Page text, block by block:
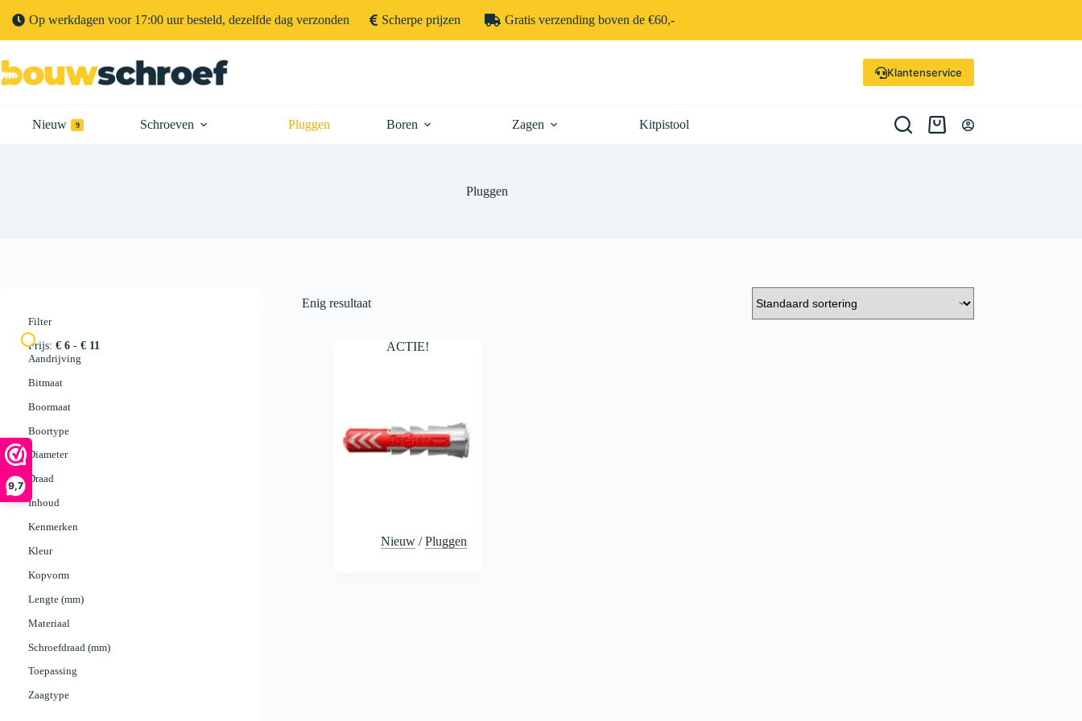
9,7
Op werkdagen voor 17:00 uur besteld, dezelfde dag verzonden Scherpe prijzen Gratis verzending boven de €60,-
Klantenservice
Nieuw 9 Schroeven Pluggen Boren Zagen Kitpistool
Pluggen
Enig resultaat
ACTIE!
Nieuw /Pluggen
Filter
Prijs: € 6 - € 11
Aandrijving
Bitmaat
Boormaat
Boortype
Diameter
Draad
Inhoud
Kenmerken
Kleur
Kopvorm
Lengte (mm)
Materiaal
Schroefdraad (mm)
Toepassing
Zaagtype